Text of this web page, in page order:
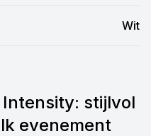
Wit
stijlvol
evenement